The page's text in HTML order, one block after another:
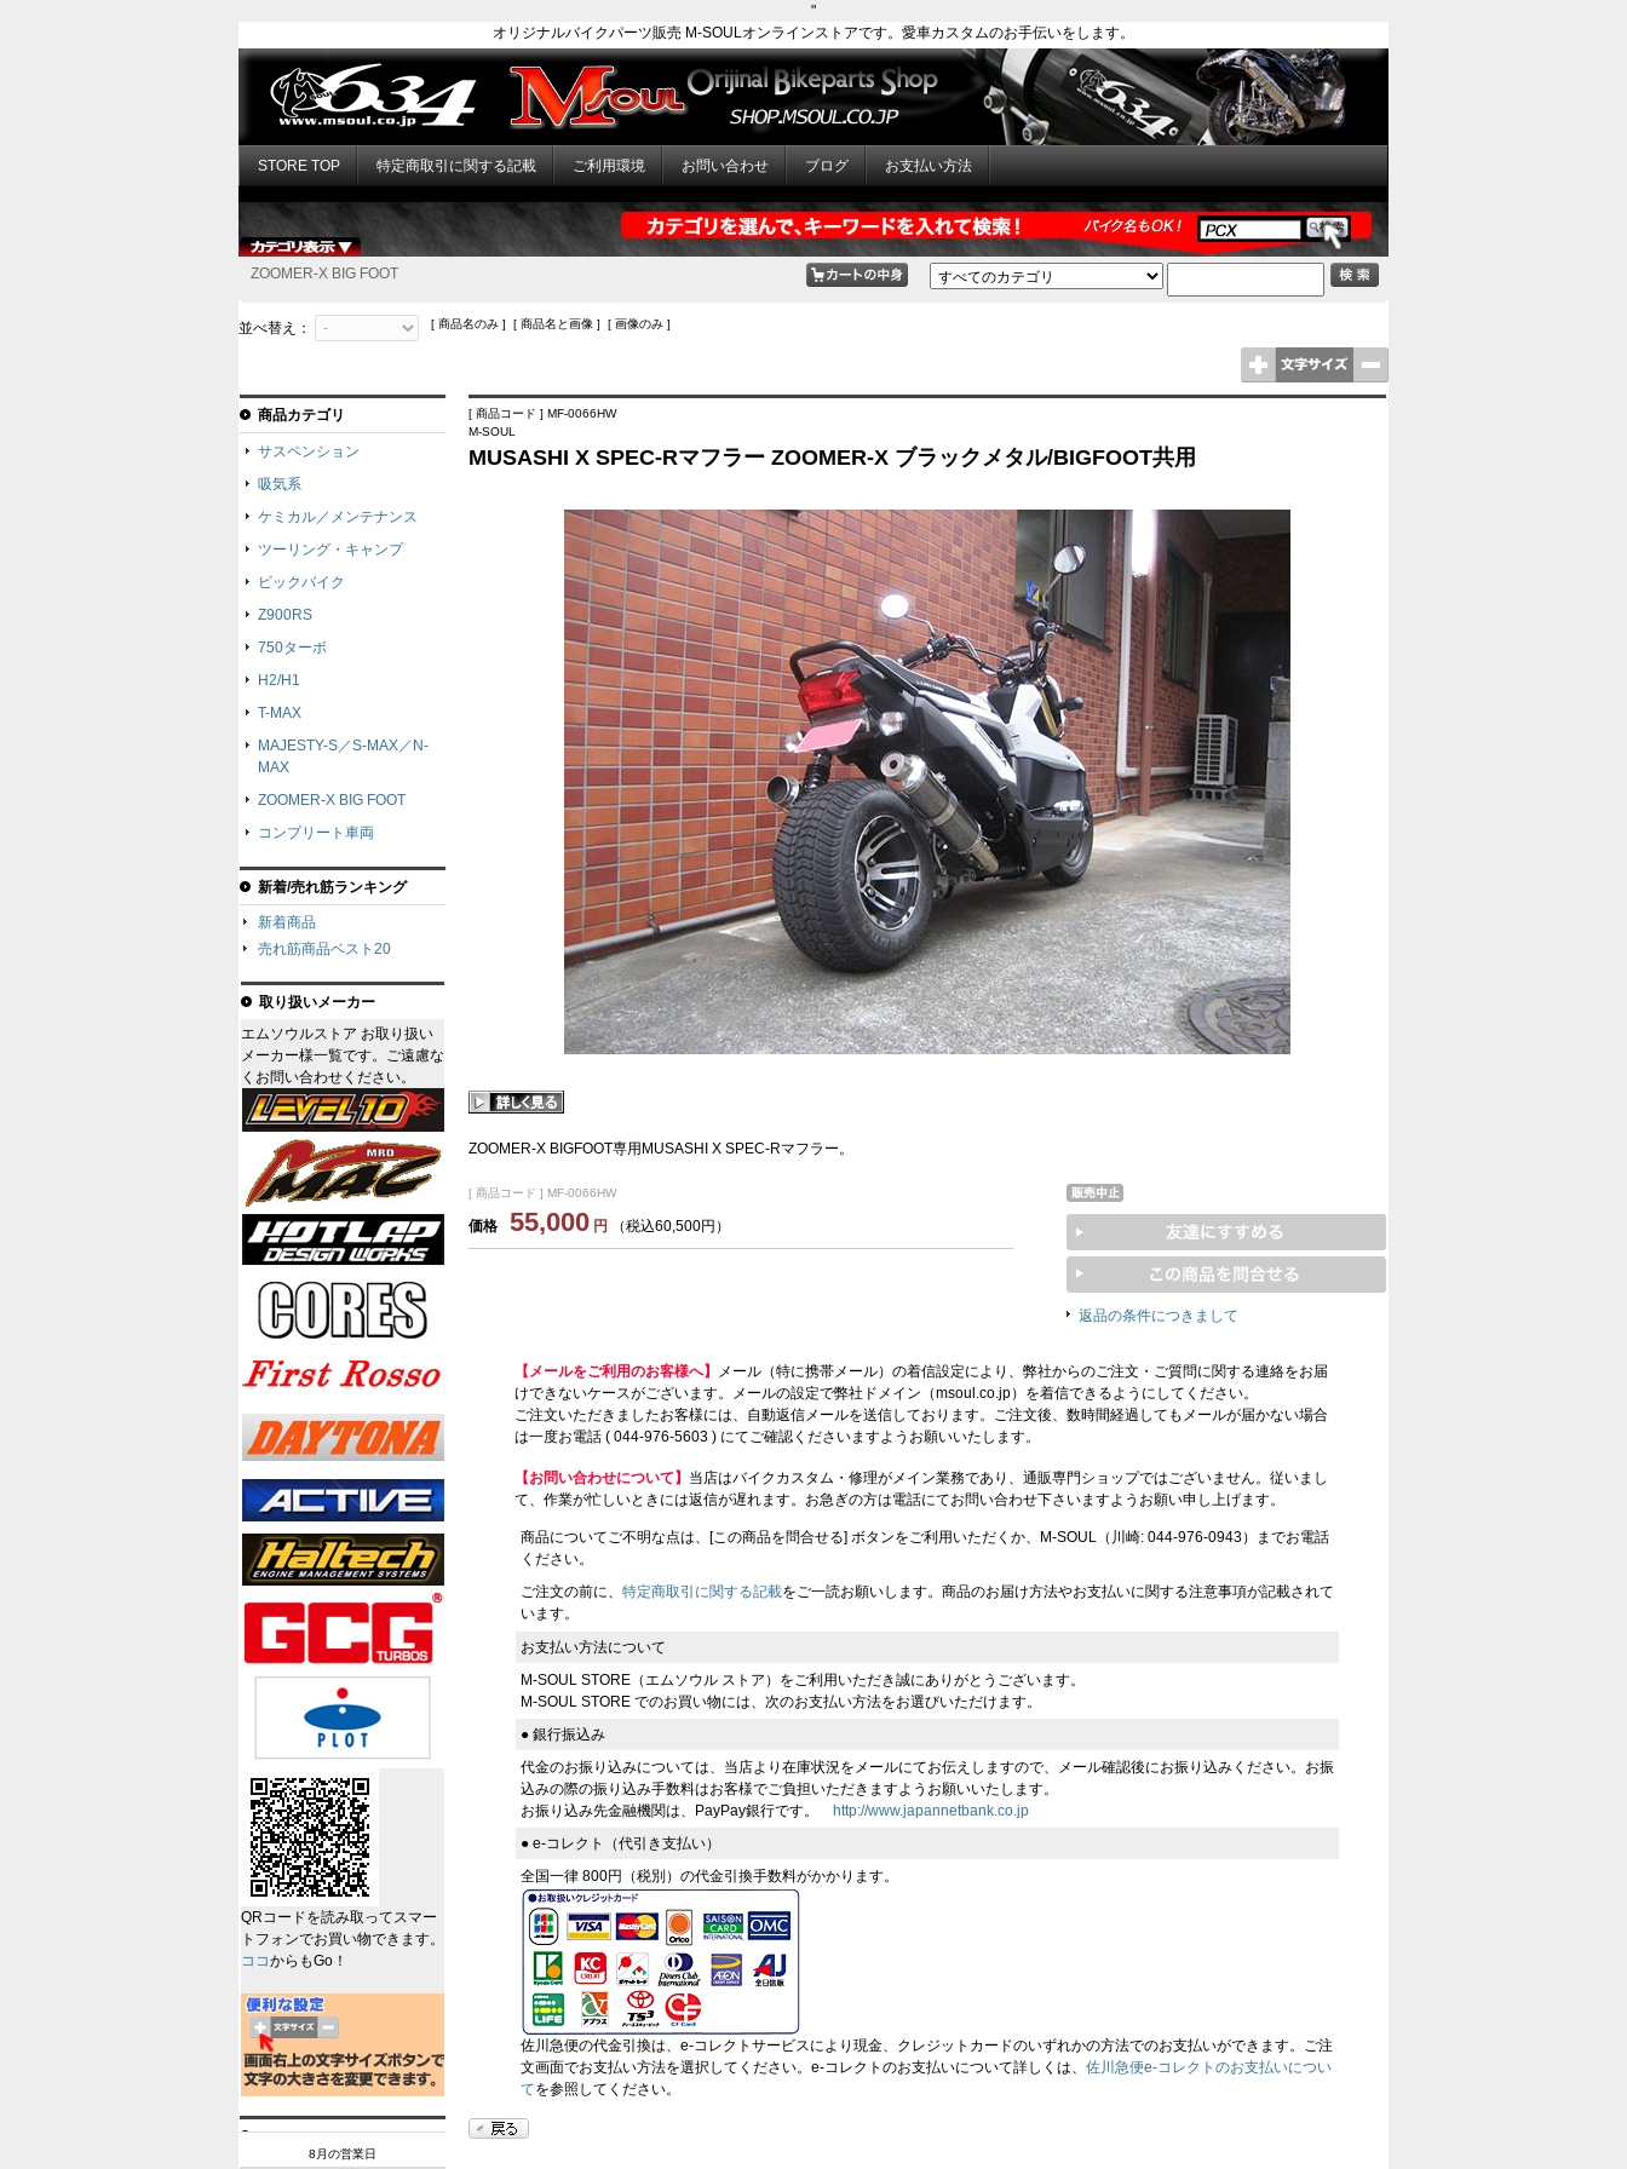
"
オリジナルバイクパーツ販売 M-SOULオンラインストアです。愛車カスタムのお手伝いをします。
STORE TOP 特定商取引に関する記載 ご利用環境 お問い合わせ ブログ お支払い方法
ZOOMER-X BIG FOOT
並べ替え： [ 商品名のみ ] [ 商品名と画像 ] [ 画像のみ ]
[ 商品コード ] MF-0066HW
M-SOUL
MUSASHI Χ SPEC-Rマフラー ZOOMER-X ブラックメタル/BIGFOOT共用
ZOOMER-X BIGFOOT専用MUSASHI Χ SPEC-Rマフラー。
[ 商品コード ] MF-0066HW
価格 55,000 円 （税込60,500円）
返品の条件につきまして
【メールをご利用のお客様へ】
メール（特に携帯メール）の着信設定により、弊社からのご注文・ご質問に関する連絡をお届
けできないケースがございます。メールの設定で弊社ドメイン（msoul.co.jp）を着信できるようにしてください。
ご注文いただきましたお客様には、自動返信メールを送信しております。ご注文後、数時間経過してもメールが届かない場合
は一度お電話 ( 044-976-5603 ) にてご確認くださいますようお願いいたします。
【お問い合わせについて】 当店はバイクカスタム・修理がメイン業務であり、通販専門ショップではございません。従いまし
て、作業が忙しいときには返信が遅れます。お急ぎの方は電話にてお問い合わせ下さいますようお願い申し上げます。
商品についてご不明な点は、[この商品を問合せる] ボタンをご利用いただくか、M-SOUL（川崎: 044-976-0943）までお電話
ください。
ご注文の前に、 特定商取引に関する記載をご一読お願いします。商品のお届け方法やお支払いに関する注意事項が記載されて
います。
お支払い方法について
M-SOUL STORE（エムソウル ストア）をご利用いただき誠にありがとうございます。
M-SOUL STORE でのお買い物には、次のお支払い方法をお選びいただけます。
● 銀行振込み
代金のお振り込みについては、当店より在庫状況をメールにてお伝えしますので、メール確認後にお振り込みください。お振
込みの際の振り込み手数料はお客様でご負担いただきますようお願いいたします。
お振り込み先金融機関は、PayPay銀行です。
http://www.japannetbank.co.jp
● e-コレクト（代引き支払い）
全国一律 800円（税別）の代金引換手数料がかかります。
佐川急便の代金引換は、e-コレクトサービスにより現金、クレジットカードのいずれかの方法でのお支払いができます。ご注
文画面でお支払い方法を選択してください。e-コレクトのお支払いについて詳しくは、 佐川急便e-コレクトのお支払いについ
てを参照してください。
商品カテゴリ
サスペンション
吸気系
ケミカル／メンテナンス
ツーリング・キャンプ
ビックバイク
Z900RS
750ターボ
H2/H1
T-MAX
MAJESTY-S／S-MAX／N-
MAX
ZOOMER-X BIG FOOT
コンプリート車両
新着/売れ筋ランキング
新着商品
売れ筋商品ベスト20
取り扱いメーカー
エムソウルストア お取り扱い
メーカー様一覧です。ご遠慮な
くお問い合わせください。
QRコードを読み取ってスマー
トフォンでお買い物できます。
ココからもGo！
8月の営業日